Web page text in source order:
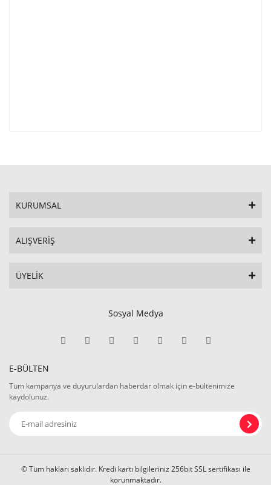
KURUMSAL
ALIŞVERİŞ
ÜYELİK
Sosyal Medya
E-BÜLTEN
Tüm kampanya ve duyurulardan haberdar olmak için e-bültenimize
kaydolunuz.
© Tüm hakları saklıdır. Kredi kartı bilgileriniz 256bit SSL sertifikası ile
korunmaktadır.